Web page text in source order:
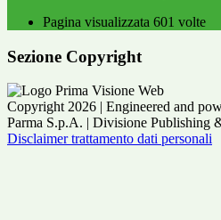
Pagina visualizzata 601 volte
Sezione Copyright
Copyright 2026 | Engineered and
Parma S.p.A. | Divisione Publishing
Disclaimer trattamento dati personali